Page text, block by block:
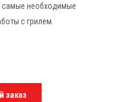
необходимые
с грилем.
заказ